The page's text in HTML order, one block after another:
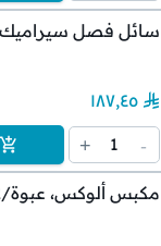
سائل فصل سيراميك مع
١٨٧٫٤٥
-
1
+
مكبس ألوكس، عبوة/2